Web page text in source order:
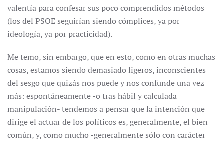
valentía para confesar sus poco comprendidos métodos
(los del PSOE seguirían siendo cómplices, ya por
ideología, ya por practicidad).
Me temo, sin embargo, que en esto, como en otras muchas
cosas, estamos siendo demasiado ligeros, inconscientes
del sesgo que quizás nos puede y nos confunde una vez
más: espontáneamente -o tras hábil y calculada
manipulación- tendemos a pensar que la intención que
dirige el actuar de los políticos es, generalmente, el bien
común, y, como mucho -generalmente sólo con carácter